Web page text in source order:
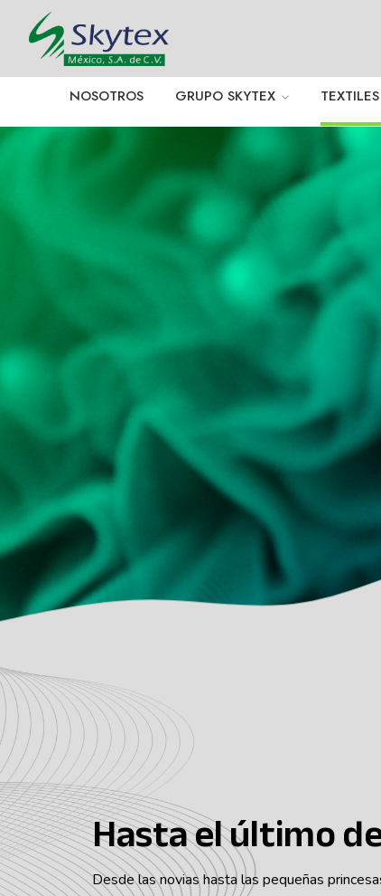
NOSOTROS GRUPO SKYTEX TEXTILES
Hasta el último
Desde las novias hasta las pequeñas